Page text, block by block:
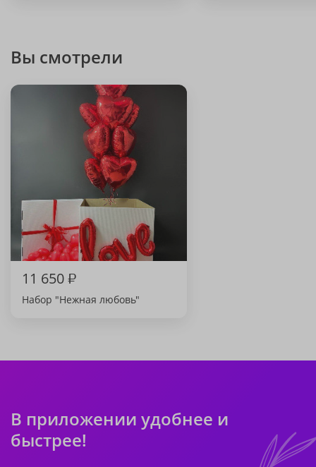
Вы смотрели
11 650₽
Набор "Нежная любовь"
В приложении удобнее и
быстрее!